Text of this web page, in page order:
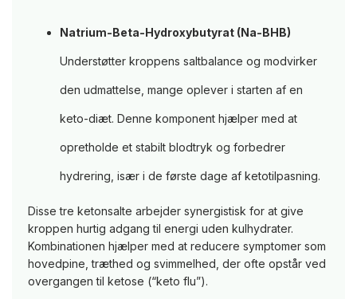
Natrium-Beta-Hydroxybutyrat (Na-BHB)
Understøtter kroppens saltbalance og modvirker
den udmattelse, mange oplever i starten af en
keto-diæt. Denne komponent hjælper med at
opretholde et stabilt blodtryk og forbedrer
hydrering, især i de første dage af ketotilpasning.
Disse tre ketonsalte arbejder synergistisk for at give
kroppen hurtig adgang til energi uden kulhydrater.
Kombinationen hjælper med at reducere symptomer som
hovedpine, træthed og svimmelhed, der ofte opstår ved
overgangen til ketose (“keto flu”).